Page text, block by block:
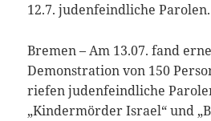
12.7. judenfeindliche Parolen.
Bremen – Am 13.07. fand
Demonstration von 150
riefen judenfeindliche
„Kindermörder Israel“ und